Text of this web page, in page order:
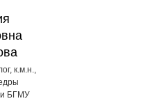
к.м.н.,
БГМУ